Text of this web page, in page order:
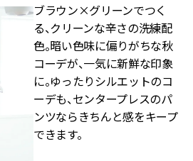
ブラウン×グリーンでつく
る、クリーンな辛さの洗練配
色。暗い色味に偏りがちな秋
コーデが、一気に新鮮な印象
に。ゆったりシルエットのコ
ーデも、センタープレスのパ
ンツならきちんと感をキープ
できます。